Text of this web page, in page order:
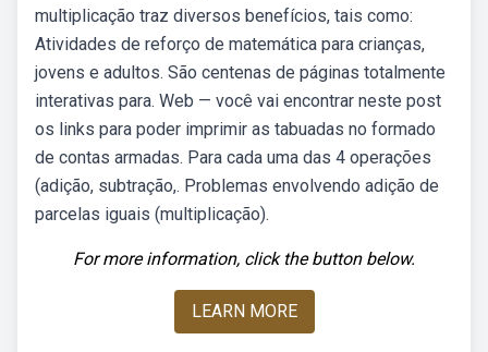
multiplicação traz diversos benefícios, tais como:
Atividades de reforço de matemática para crianças,
jovens e adultos. São centenas de páginas totalmente
interativas para. Web — você vai encontrar neste post
os links para poder imprimir as tabuadas no formado
de contas armadas. Para cada uma das 4 operações
(adição, subtração,. Problemas envolvendo adição de
parcelas iguais (multiplicação).
For more information, click the button below.
LEARN MORE